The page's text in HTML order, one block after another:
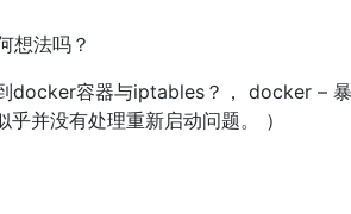
想法吗？
docker容器与iptables？， docker –
并没有处理重新启动问题。 ）